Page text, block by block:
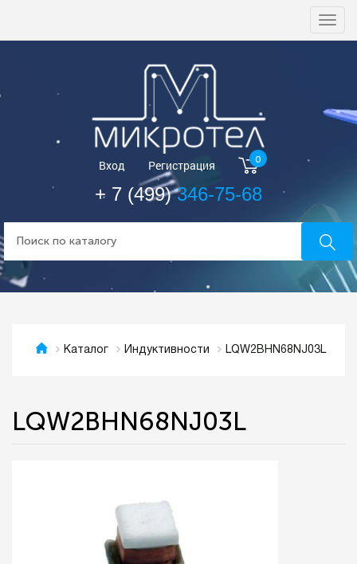
Вход Регистрация 0
+ 7 (499)346-75-68
Каталог Индуктивности LQW2BHN68NJ03L
LQW2BHN68NJ03L